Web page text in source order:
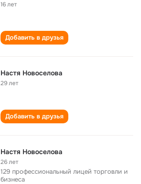
16 лет
Добавить в друзья
Настя Новоселова
29 лет
Добавить в друзья
Настя Новоселова
26 лет
129 профессиональный лицей торговли и
бизнеса